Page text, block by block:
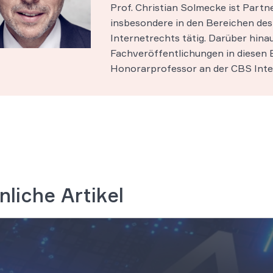
Prof. Christian Solmecke ist
insbesondere in den Bereichen
Internetrechts tätig. Darüber
Fachveröffentlichungen in diesen
Honorarprofessor an der CBS
Artikel